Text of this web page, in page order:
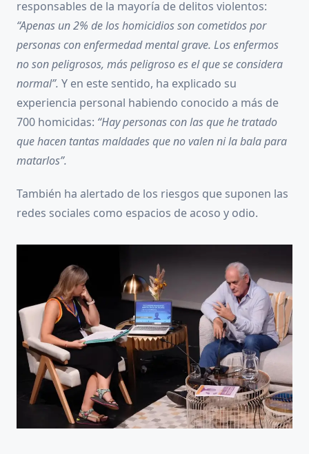
responsables de la mayoría de delitos violentos:
“Apenas un 2% de los homicidios son cometidos por
personas con enfermedad mental grave. Los enfermos
no son peligrosos, más peligroso es el que se considera
normal”. Y en este sentido, ha explicado su
experiencia personal habiendo conocido a más de
700 homicidas: “Hay personas con las que he tratado
que hacen tantas maldades que no valen ni la bala para
matarlos”.
También ha alertado de los riesgos que suponen las
redes sociales como espacios de acoso y odio.